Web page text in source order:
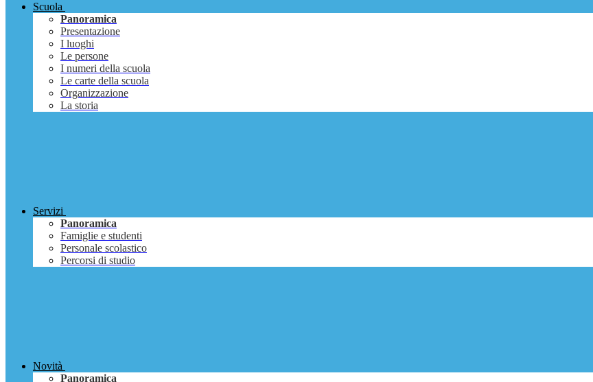
Scuola
Panoramica
Presentazione
I luoghi
Le persone
I numeri della scuola
Le carte della scuola
Organizzazione
La storia
Servizi
Panoramica
Famiglie e studenti
Personale scolastico
Percorsi di studio
Novità
Panoramica